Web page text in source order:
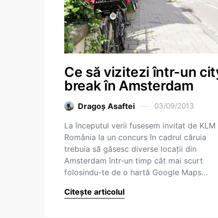
Ce să vizitezi într-un
break în Amsterdam
Dragoş Asaftei 03/09/2013
La începutul verii fusesem invitat de KLM
România la un concurs în cadrul căruia
trebuia să găsesc diverse locații din
Amsterdam într-un timp cât mai scurt
folosindu-te de o hartă Google Maps…
Citește articolul